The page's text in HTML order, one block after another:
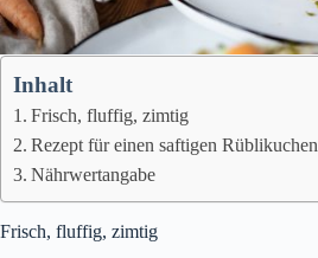
Inhalt
Frisch, fluffig, zimtig
Rezept für einen saftigen Rüblikuchen
Nährwertangabe
Frisch, fluffig, zimtig